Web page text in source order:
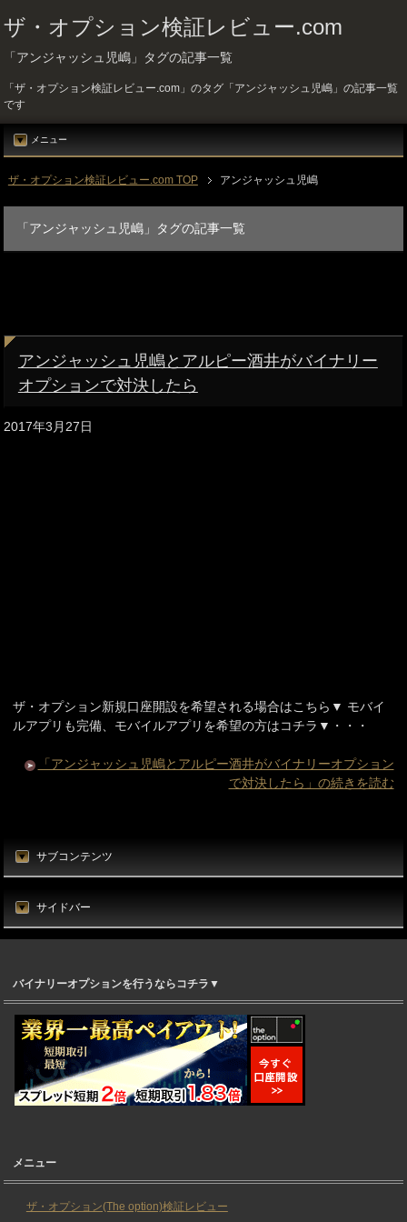
ザ・オプション検証レビュー.com
「アンジャッシュ児嶋」タグの記事一覧
「ザ・オプション検証レビュー.com」のタグ「アンジャッシュ児嶋」の記事一覧
です
メニュー
ザ・オプション検証レビュー.com TOP アンジャッシュ児嶋
「アンジャッシュ児嶋」タグの記事一覧
アンジャッシュ児嶋とアルピー酒井がバイナリー
オプションで対決したら
2017年3月27日
ザ・オプション新規口座開設を希望される場合はこちら▼ モバイ
ルアプリも完備、モバイルアプリを希望の方はコチラ▼・・・
「アンジャッシュ児嶋とアルピー酒井がバイナリーオプション
で対決したら」の続きを読む
サブコンテンツ
サイドバー
バイナリーオプションを行うならコチラ▼
メニュー
ザ・オプション(The option)検証レビュー